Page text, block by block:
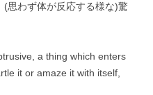
(思わず体が反応する様な)驚
a thing which enters
it or amaze it with itself,